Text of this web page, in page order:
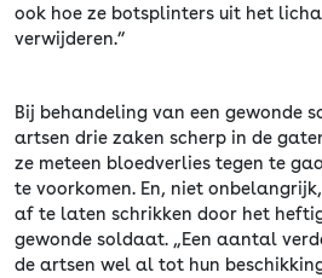
ook hoe ze botsplinters uit het
verwijderen.”
Bij behandeling van een gewonde
artsen drie zaken scherp in de
ze meteen bloedverlies tegen te
te voorkomen. En, niet
af te laten schrikken door het
gewonde soldaat. „Een aantal
de artsen wel al tot hun